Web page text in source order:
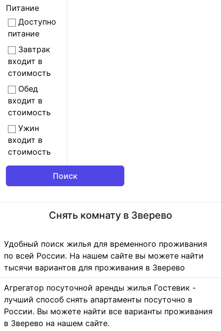
Питание
Доступно
питание
Завтрак
входит в
стоимость
Обед
входит в
стоимость
Ужин
входит в
стоимость
Снять комнату в Зверево
Удобный поиск жилья для временного проживания
по всей России. На нашем сайте вы можете найти
тысячи вариантов для проживания в Зверево
Агрегатор посуточной аренды жилья Гостевик -
лучший способ снять апартаменты посуточно в
России. Вы можете найти все варианты проживания
в Зверево на нашем сайте.